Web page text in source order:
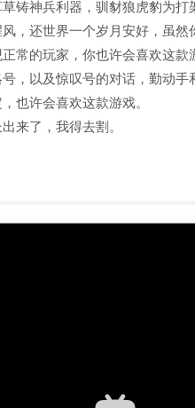
铸神兵利器，驯豺狼虎豹为打
，还世界一个岁月安好，虽然
常的玩家，你也许会喜欢这款
，以及惊叹号的对话，勤动
也许会喜欢这款游戏。
来了，我得去割。